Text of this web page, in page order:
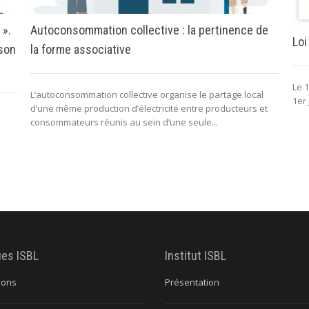
Autoconsommation collective : la pertinence de
la forme associative
L’autoconsommation collective organise le partage local
d’une même production d’électricité entre producteurs et
consommateurs réunis au sein d’une seule...
Le
ISBL Institut ISBL
Présentation